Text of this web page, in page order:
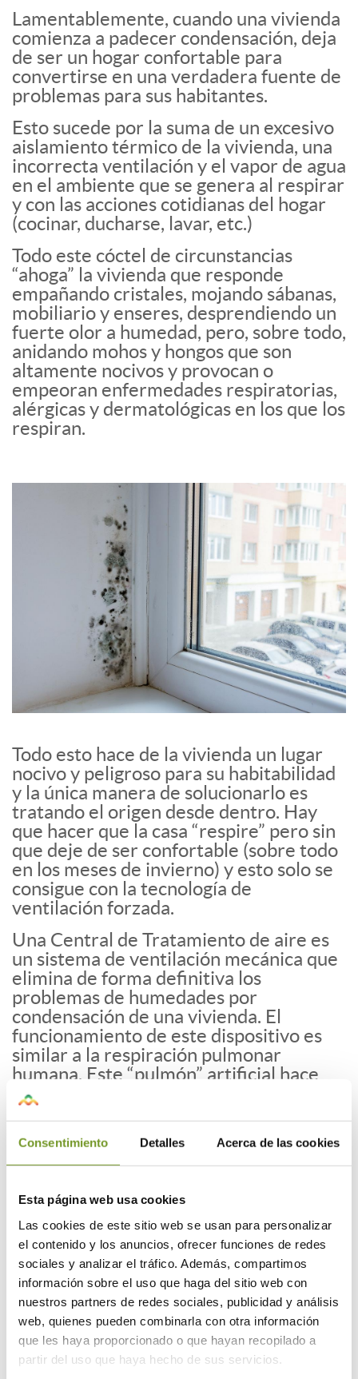
Consentimiento Detalles Acerca de las cookies
Esta página web usa cookies
Las cookies de este sitio web se usan para personalizar
el contenido y los anuncios, ofrecer funciones de redes
sociales y analizar el tráfico. Además, compartimos
información sobre el uso que haga del sitio web con
nuestros partners de redes sociales, publicidad y análisis
web, quienes pueden combinarla con otra información
que les haya proporcionado o que hayan recopilado a
partir del uso que haya hecho de sus servicios.
Lamentablemente, cuando una vivienda
comienza a padecer condensación, deja
de ser un hogar confortable para
convertirse en una verdadera fuente de
problemas para sus habitantes.
Esto sucede por la suma de un excesivo
aislamiento térmico de la vivienda, una
incorrecta ventilación y el vapor de agua
en el ambiente que se genera al respirar
y con las acciones cotidianas del hogar
(cocinar, ducharse, lavar, etc.)
Todo este cóctel de circunstancias
“ahoga” la vivienda que responde
empañando cristales, mojando sábanas,
mobiliario y enseres, desprendiendo un
fuerte olor a humedad, pero, sobre todo,
anidando mohos y hongos que son
altamente nocivos y provocan o
empeoran enfermedades respiratorias,
alérgicas y dermatológicas en los que los
respiran.
Todo esto hace de la vivienda un lugar
nocivo y peligroso para su habitabilidad
y la única manera de solucionarlo es
tratando el origen desde dentro. Hay
que hacer que la casa “respire” pero sin
que deje de ser confortable (sobre todo
en los meses de invierno) y esto solo se
consigue con la tecnología de
ventilación forzada.
Una Central de Tratamiento de aire es
un sistema de ventilación mecánica que
elimina de forma definitiva los
problemas de humedades por
condensación de una vivienda. El
funcionamiento de este dispositivo es
similar a la respiración pulmonar
humana. Este “pulmón” artificial hace
que la edificación respire. Además, este
sistema no sólo renueva el aire
liberando el ambiente de los excesos de
humedad, sino que ayuda a conservar la
temperatura del hogar, con el
consecuente ahorro energético y
económico que esto supone y, a su vez,
purifica el aire de tal manera que
beneficia enormemente a personas
alérgicas.